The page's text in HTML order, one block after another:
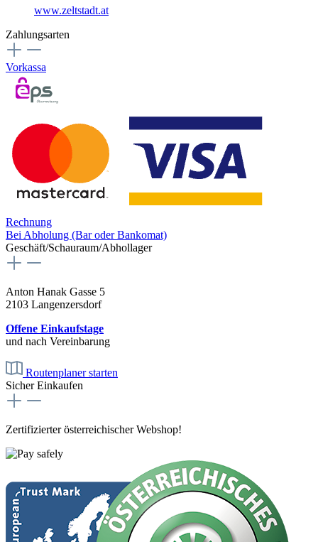
www.zeltstadt.at
Zahlungsarten
Vorkassa
Rechnung
Bei Abholung (Bar oder Bankomat)
Geschäft/Schauraum/Abhollager
Anton Hanak Gasse 5
2103 Langenzersdorf
Offene Einkaufstage
und nach Vereinbarung
Routenplaner starten
Sicher Einkaufen
Zertifizierter österreichischer Webshop!